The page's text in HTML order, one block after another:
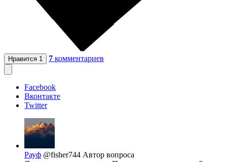
Нравится 1 7 комментариев
Facebook
Вконтакте
Twitter
Рауф @fisher744 Автор вопроса